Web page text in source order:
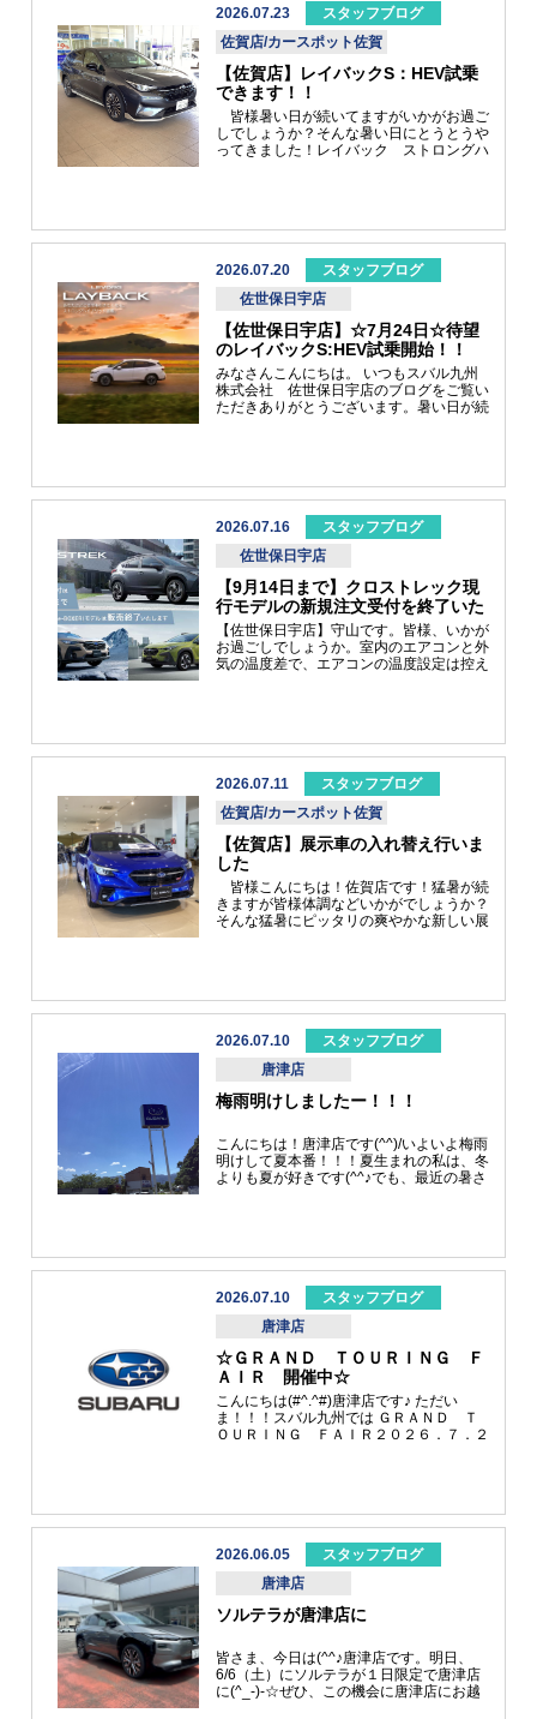
数料率の改定をいたします('ω')現行＋
１．０％の引き上げとなります！！！な
ので、今のうちに検討されてはいかがで
しょうか？？？詳しくはスタッフまでお
声かけ下さい(*^-^*)皆さま！ご来店お待
ちしております(^^)/ ・・・コンビニの
おにぎりも１００円では買えなくなって
２００円の時代ですもんね(*_*)
2026.07.23
スタッフブログ
佐賀店/カースポット佐賀
【佐賀店】レイバックS：HEV試乗
できます！！
皆様暑い日が続いてますがいかがお過ご
しでしょうか？そんな暑い日にとうとうや
ってきました！レイバック ストロングハ
き飛ばすような軽快な走りをしてくれま
でも飲みながらいかがでしょうか？佐賀店
スタッフ一同笑顔でお迎えいたします。
2026.07.20
スタッフブログ
佐世保日宇店
【佐世保日宇店】☆7月24日☆待望
のレイバックS:HEV試乗開始！！
みなさんこんにちは。 いつもスバル九州
株式会社 佐世保日宇店のブログをご覧い
ただきありがとうございます。暑い日が続
も多いことかと思います。皆さん、大変お
示車兼試乗車が参ります！！7月23日店舗
到着（展示予定）7月24日試乗開始！！の
スケジュールで進めて参ります。ぜひご来
店いただき、レイバックの質感の高さをご
体感ください。事前に試乗したスタッフ
は、走行安定性能、静粛性、内装、燃費性
能、etc全方向における質感の高さと深化
に、強い衝撃！！を受けております。＜展
示車兼試乗車のご案内＞Premium S:HEV
Black Selection クリスタルブラック・シ
乗チャレンジを実施中です！！チャレンジ
いただいた方は、ぶつからない!?ミニカー
をプレゼント！！数に限りがございますの
で、お早めのご来店を！！ 最後に、レイ
バック ストロングハイブリッド発売記念
で、購入資金50万円があたるキャンペー
ンを実施中です！！皆様のご応募、ご来店
をスタッフ一同心よりお待ちしておりま
す！！
2026.07.16
スタッフブログ
佐世保日宇店
【9月14日まで】クロストレック現
行モデルの新規注文受付を終了いた
します。
【佐世保日宇店】守山です。皆様、いかが
お過ごしでしょうか。室内のエアコンと外
気の温度差で、エアコンの温度設定は控え
を終了いたします。 ※生産可能台数には
は9月14日以前に新規注文受付を終了する
場合があります。ご了承ください。
2026.07.11
スタッフブログ
佐賀店/カースポット佐賀
【佐賀店】展示車の入れ替え行いま
した
皆様こんにちは！佐賀店です！猛暑が続
きますが皆様体調などいかがでしょうか？
そんな猛暑にピッタリの爽やかな新しい展
いいですねー♪リヤのエンブレム シンメ
ック塗装でキリッとしてカッコいい！！実
はこの車両・・・買えちゃうんです！！
早めの納車ご希望のお客様！！今がチャン
スです！！詳しくは店舗スタッフへお問い
合わせください。猛暑の中でも佐賀店はい
2026.07.10
スタッフブログ
唐津店
梅雨明けしましたー！！！
こんにちは！唐津店です(^^)/いよいよ梅雨
明けして夏本番！！！夏生まれの私は、冬
よりも夏が好きです(^^♪でも、最近の暑さ
に休息をとり水分、塩分補給をしましょ
いようにしましょう。・高齢者や乳幼児な
ど熱中症になりやすい人が涼しい環境で過
ごせているか確認しましょう。・イベント
の主催者などは熱中症対策が徹底できてい
るか確認し、難しい場合はイベントの中止
や延期を判断しましょう。そしてスバルの
お店では、エアコン効いてます(^_-)-☆ド
リンクもあります(^_-)-☆私もいます(^_-)-
☆カフェ気分で立ち寄って下さい(^^)/梅雨
2026.07.10
スタッフブログ
唐津店
☆ＧＲＡＮＤ ＴＯＵＲＩＮＧ Ｆ
ＡＩＲ 開催中☆
こんにちは(#^.^#)唐津店です♪ ただい
ま！！！スバル九州では ＧＲＡＮＤ Ｔ
ＯＵＲＩＮＧ ＦＡＩＲ２０２６．７．２
印です(^_-)-☆ ご来場お待ちしております
2026.06.05
スタッフブログ
唐津店
ソルテラが唐津店に
皆さま、今日は(^^♪唐津店です。明日、
6/6（土）にソルテラが１日限定で唐津店
に(^_-)-☆ぜひ、この機会に唐津店にお越